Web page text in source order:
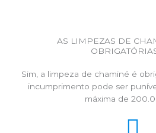
AS LIMPEZAS DE
Sim, a limpeza de chaminé é
incumprimento pode ser
máxima de